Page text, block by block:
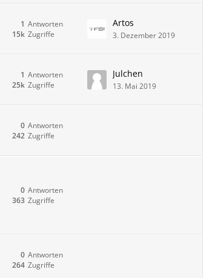
Antworten
1
Zugriffe
15k
Artos
3. Dezember 2019
Antworten
1
Zugriffe
25k
Julchen
13. Mai 2019
Antworten
0
Zugriffe
242
Antworten
0
Zugriffe
363
Antworten
0
Zugriffe
264